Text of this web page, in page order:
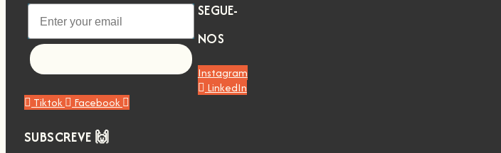
SEGUE-
NOS
Instagram
LinkedIn
Tiktok
Facebook
SUBSCREVE 🙌